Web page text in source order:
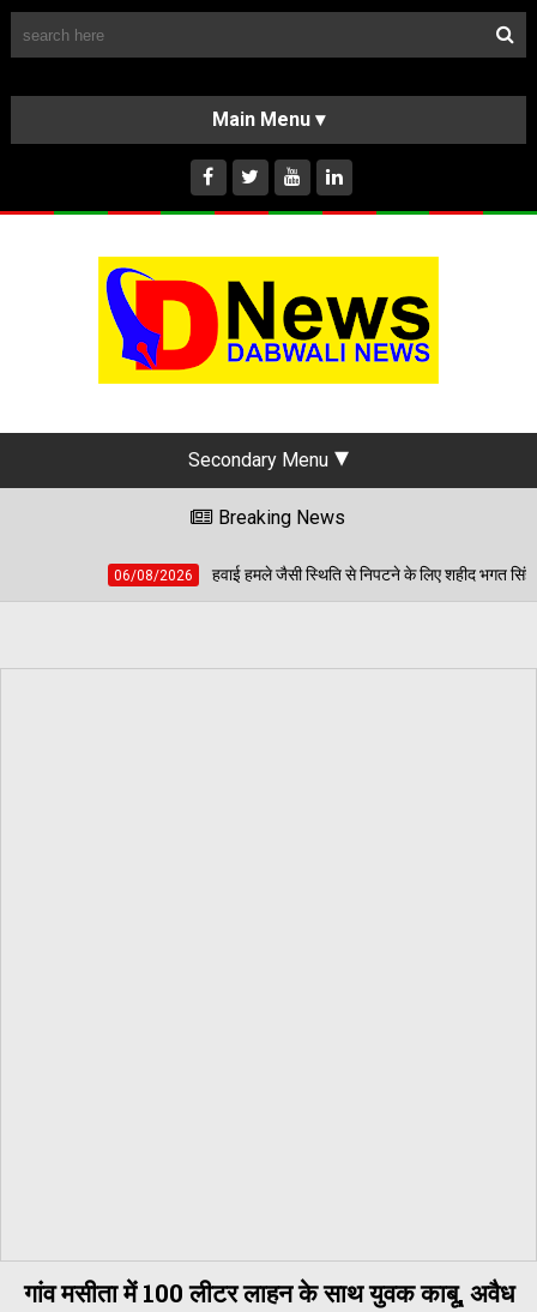
HOME
ABOUT US
INSTAGRAM
Secondary Menu
Breaking News
हवाई हमले जैसी स्थिति से निपटने के लिए शहीद भगत सिंह स्टेडियम में हुई मॉक एक्सरसाइज,
गांव मसीता में 100 लीटर लाहन के साथ युवक काबू, अवैध